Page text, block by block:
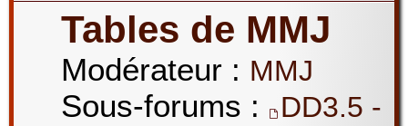
Tables de MMJ
Modérateur : MMJ
Sous-forums :
DD3.5 -